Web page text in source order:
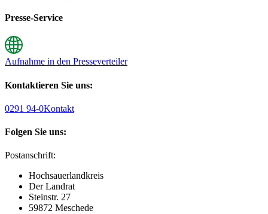
Presse-Service
Aufnahme in den Presseverteiler
Kontaktieren Sie uns:
0291 94-0Kontakt
Folgen Sie uns:
Postanschrift:
Hochsauerlandkreis
Der Landrat
Steinstr. 27
59872 Meschede